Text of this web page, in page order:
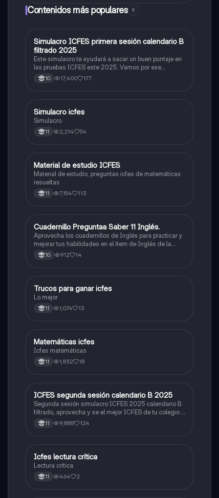
Contenidos más populares 9
ICFES: Matemáticas
Simulacro ICFES primera sesión calendario B
filtrado 2025
Este simulacro te ayudará a sacar un buen puntaje en
las pruebas ICFES este 2025. Vamos por ese
500/500. Y poder ser admitido en la universidad que
quieras, estudiar la carrera que quieres y no la que te
10 17,400 177
ICFES: Lectura Crítica
Simulacro icfes
Simulacro
11 2,214 54
ICFES: Matemáticas
Material de estudio ICFES
Material de estudio, preguntas icfes de matemáticas
resueltas
11 7,154 113
ICFES: Inglés
Cuadernillo Preguntaa Saber 11 Inglés.
Aprovecha los cuadernillos de Inglés para practicar y
mejorar tus habilidades en el ítem de Inglés de la
Prueba Saber 11. 🫡
10 912 14
Química
Trucos para ganar icfes
Lo mejor
11 1,074 13
ICFES: Matemáticas
Matemáticas icfes
Icfes matemáticas
11 1,832 18
ICFES: Lectura Crítica
ICFES segunda sesión calendario B 2025
Segunda sesión simulacro ICFES 2025 calendario B
filtrado, aprovecha y se el mejor ICFES de tu colegio y
poder ingresar a universidad, y estudiar aquella
carrera con la que tanto sueñas.
11 9,888 124
Lengua Castellana
Icfes lectura crítica
Lectura crítica
11 464 2